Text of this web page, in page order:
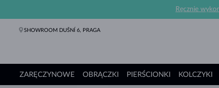
Ręcznie
SHOWROOM DUŠNÍ 6, PRAGA
ZARĘCZYNOWE OBRĄCZKI PIERŚCIONKI KOLCZYKI